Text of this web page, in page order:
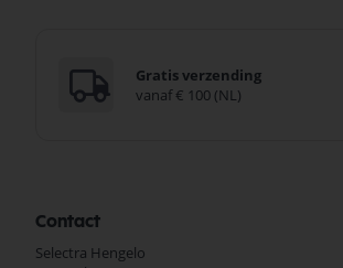
Gratis verzending
vanaf € 100 (NL)
Contact
Selectra Hengelo